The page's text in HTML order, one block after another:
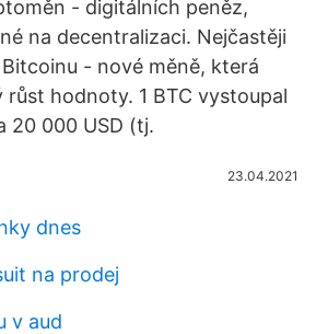
- digitálních peněz,
na decentralizaci. Nejčastěji
- nové měně, která
růst hodnoty. 1 BTC vystoupal
20 000 USD (tj.
23.04.2021
dnes
na prodej
v aud